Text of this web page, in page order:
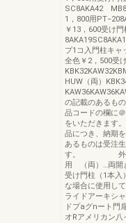
SC8AKA42
1，800用
￥13，600受け
プ1コ入門柱キ
全色￥2，500受
HUW（両）
の記載のあるも
品コードの欄に
をいただきます
品につき、納期
あるものは受注
す。 外観右
用 （両）…両開
受け門柱（1本入
な場合に使用し
ライドアーキシ
ドプaグnート門
オRアメリカン八